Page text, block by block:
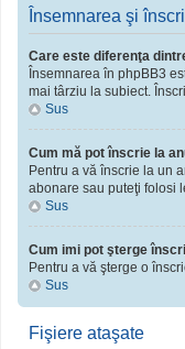
Însemnarea şi
Care este diferenţa
Însemnarea în phpBB3
mai târziu la subiect.
Sus
Cum mă pot înscrie la
Pentru a vă înscrie la un
abonare sau puteţi folosi
Sus
Cum imi pot şterge
Pentru a vă şterge o
Sus
Fişiere ataşate